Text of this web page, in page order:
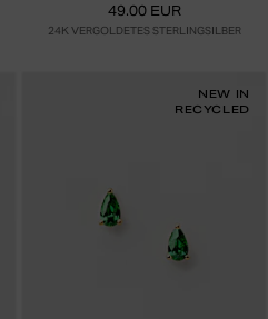
49.00 EUR
24K VERGOLDETES STERLINGSILBER
NEW IN
RECYCLED